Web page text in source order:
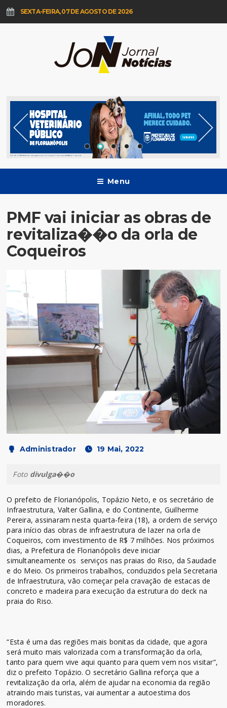
SEXTA-FEIRA, 07 DE AGOSTO DE 2026
Menu
PMF vai iniciar as obras de
revitaliza��o da orla de
Coqueiros
Administrador 19 Mai, 2022
Foto divulga��o
O prefeito de Florianópolis, Topázio Neto, e os secretário de
Infraestrutura, Valter Gallina, e do Continente, Guilherme
Pereira, assinaram nesta quarta-feira (18), a ordem de serviço
para início das obras de infraestrutura de lazer na orla de
Coqueiros, com investimento de R$ 7 milhões. Nos próximos
dias, a Prefeitura de Florianópolis deve iniciar
simultaneamente os serviços nas praias do Riso, da Saudade
e do Meio. Os primeiros trabalhos, conduzidos pela Secretaria
de Infraestrutura, vão começar pela cravação de estacas de
concreto e madeira para execução da estrutura do deck na
praia do Riso.
“Esta é uma das regiões mais bonitas da cidade, que agora
será muito mais valorizada com a transformação da orla,
tanto para quem vive aqui quanto para quem vem nos visitar”,
diz o prefeito Topázio. O secretário Gallina reforça que a
revitalização da orla, além de ajudar na economia da região
atraindo mais turistas, vai aumentar a autoestima dos
moradores.